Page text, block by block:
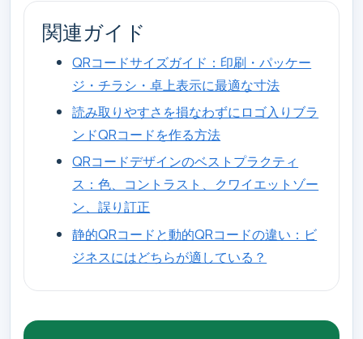
関連ガイド
QRコードサイズガイド：印刷・パッケー
ジ・チラシ・卓上表示に最適な寸法
読み取りやすさを損なわずにロゴ入りブラ
ンドQRコードを作る方法
QRコードデザインのベストプラクティ
ス：色、コントラスト、クワイエットゾー
ン、誤り訂正
静的QRコードと動的QRコードの違い：ビ
ジネスにはどちらが適している？